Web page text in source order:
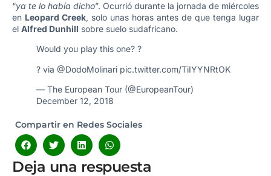
“ya te lo había dicho”. Ocurrió durante la jornada de miércoles
en Leopard Creek, solo unas horas antes de que tenga lugar
el Alfred Dunhill sobre suelo sudafricano.
Would you play this one? ?
? via @DodoMolinari pic.twitter.com/TiIYYNRtOK
— The European Tour (@EuropeanTour)
December 12, 2018
Compartir en Redes Sociales
Deja una respuesta